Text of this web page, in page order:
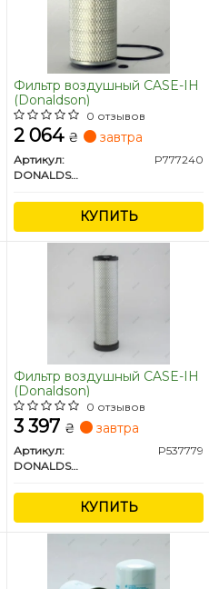
Фильтр воздушный CASE-IH
(Donaldson)
0 отзывов
2 064 ₴ завтра
Артикул:
P777240
DONALDSON
КУПИТЬ
Фильтр воздушный CASE-IH
(Donaldson)
0 отзывов
3 397 ₴ завтра
Артикул:
P537779
DONALDSON
КУПИТЬ